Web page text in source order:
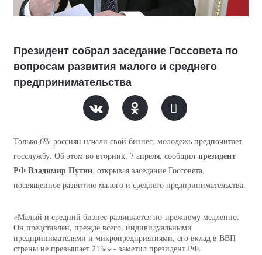
Президент собрал заседание Госсовета по
вопросам развития малого и среднего
предпринимательства
Только 6% россиян начали свой бизнес, молодежь предпочитает
госслужбу. Об этом во вторник, 7 апреля, сообщил президент
РФ Владимир Путин, открывая заседание Госсовета,
посвященное развитию малого и среднего предпринимательства.
«Малый и средний бизнес развивается по-прежнему медленно.
Он представлен, прежде всего, индивидуальными
предпринимателями и микропредприятиями, его вклад в ВВП
страны не превышает 21%» - заметил президент РФ.